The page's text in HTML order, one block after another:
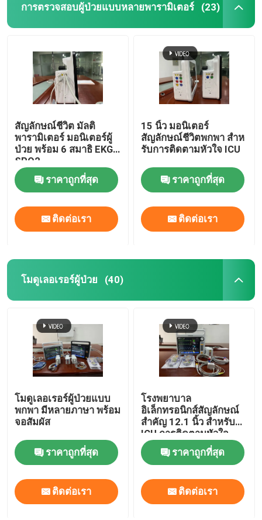
การตรวจสอบผู้ป่วยแบบหลายพารามิเตอร์ (23)
สัญลักษณ์ชีวิต มัลติ
พารามิเตอร์ มอนิเตอร์ผู้
ป่วย พร้อม 6 สมาธิ EKG
SPO2
ราคาถูกที่สุด
ติดต่อเรา
15 นิ้ว มอนิเตอร์
สัญลักษณ์ชีวิตพกพา สําห
รับการติดตามหัวใจ ICU
ราคาถูกที่สุด
ติดต่อเรา
โมดูเลอเรอร์ผู้ป่วย (40)
โมดูเลอเรอร์ผู้ป่วยแบบ
พกพา มีหลายภาษา พร้อม
จอสัมผัส
ราคาถูกที่สุด
ติดต่อเรา
โรงพยาบาล
อิเล็กทรอนิกส์สัญลักษณ์
สําคัญ 12.1 นิ้ว สําหรับ
ICU การติดตามหัวใจ
ราคาถูกที่สุด
ติดต่อเรา